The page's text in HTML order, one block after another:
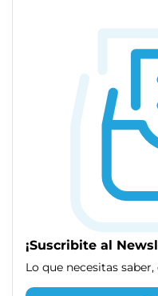
¡Suscribite al
Lo que necesitas